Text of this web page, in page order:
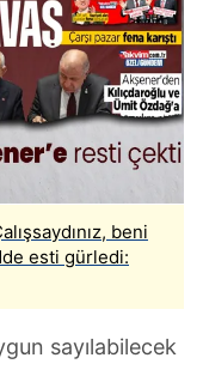
beni
esti gürledi:
sayılabilecek